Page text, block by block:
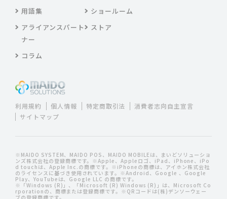
用語集
ショールーム
アライアンスパート
ナー
ストア
コラム
利用規約 個人情報 特定商取引法
消費者志向自主宣言
サイトマップ
※MAIDO SYSTEM、MAIDO POS、MAIDO MOBILEは、まいどソリューショ
ンズ株式会社の登録商標です。※Apple、Appleロゴ、iPad、iPhone、iPo
d touchは、Apple Inc.の商標です。※iPhoneの商標は、アイホン株式会社
のライセンスに基づき使用されています。※Android、Google 、Google
Play、YouTubeは、Google LLC の商標です。
※「Windows (R)」、「Microsoft (R) Windows (R)」は、Microsoft Co
rporationの、商標または登録商標です。※QRコードは(株)デンソーウェー
ブの登録商標です。